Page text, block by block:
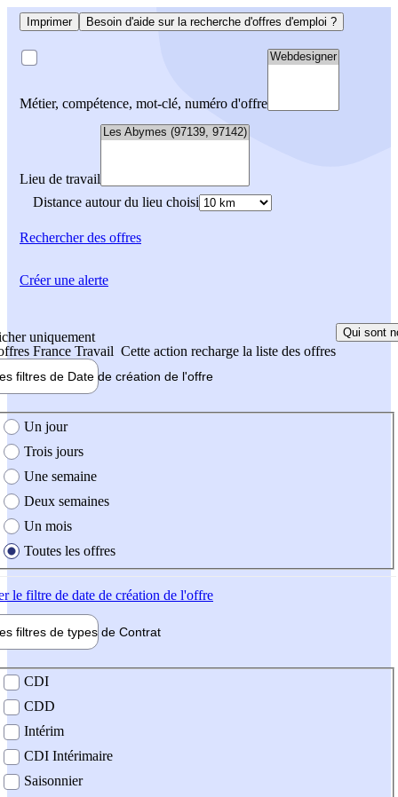
Imprimer Besoin d'aide sur la recherche d'offres d'emploi ?
Métier, compétence, mot-clé, numéro d'offre
Lieu de travail
Distance autour du lieu choisi
Rechercherdes offres
uniquement
France Travail Cette action recharge la liste des offres
Qui sont
filtres de Date de création de l'offre
création de l'offre
Un jour
Trois jours
Une semaine
Deux semaines
Un mois
Toutes les offres
le filtre de date de création de l'offre
filtres de types de Contrat
contrat
CDI
CDD
Intérim
CDI Intérimaire
Saisonnier
Créer une alerte